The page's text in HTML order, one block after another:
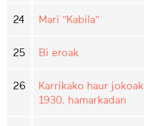
24 Mari "Kabila"
25 Bi eroak
26
Karrikako haur jokoak
1930. hamarkadan